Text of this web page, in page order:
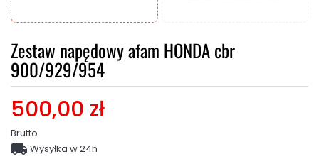
Zestaw napędowy afam HONDA cbr
900/929/954
500,00 zł
Brutto
 Wysyłka w 24h